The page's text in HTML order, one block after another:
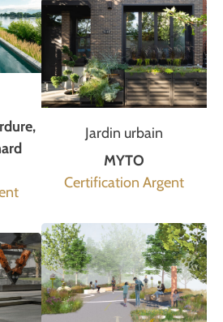
Jardin urbain
MYTO
Certification Argent